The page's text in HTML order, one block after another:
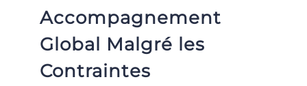
Accompagnement
Global Malgré les
Contraintes